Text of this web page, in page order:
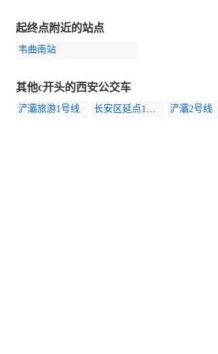
起终点附近的站点
韦曲南站
其他c开头的西安公交车
浐灞旅游1号线 长安区延点1号线 浐灞2号线